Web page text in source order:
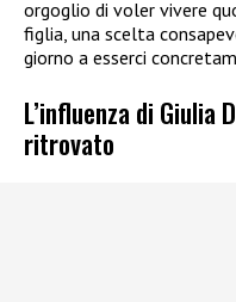
orgoglio di voler vivere
figlia, una scelta
giorno a esserci
L’influenza di Giulia
ritrovato